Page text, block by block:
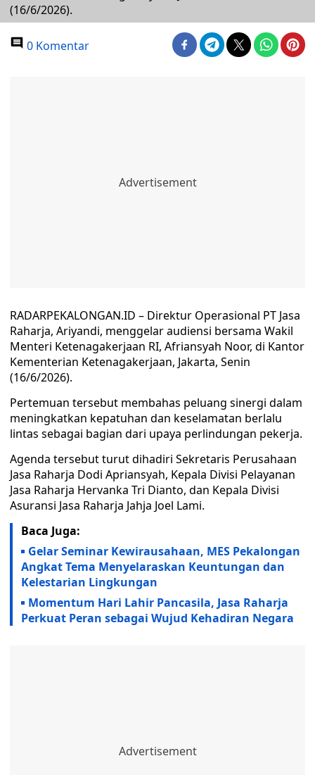
(16/6/2026).
0 Komentar
RADARPEKALONGAN.ID – Direktur Operasional PT Jasa
Raharja, Ariyandi, menggelar audiensi bersama Wakil
Menteri Ketenagakerjaan RI, Afriansyah Noor, di Kantor
Kementerian Ketenagakerjaan, Jakarta, Senin
(16/6/2026).
Pertemuan tersebut membahas peluang sinergi dalam
meningkatkan kepatuhan dan keselamatan berlalu
lintas sebagai bagian dari upaya perlindungan pekerja.
Agenda tersebut turut dihadiri Sekretaris Perusahaan
Jasa Raharja Dodi Apriansyah, Kepala Divisi Pelayanan
Jasa Raharja Hervanka Tri Dianto, dan Kepala Divisi
Asuransi Jasa Raharja Jahja Joel Lami.
Baca Juga:
Gelar Seminar Kewirausahaan, MES Pekalongan
Angkat Tema Menyelaraskan Keuntungan dan
Kelestarian Lingkungan
Momentum Hari Lahir Pancasila, Jasa Raharja
Perkuat Peran sebagai Wujud Kehadiran Negara